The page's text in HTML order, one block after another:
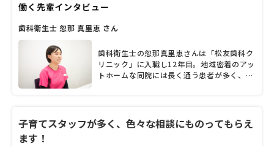
ニック」だ。院長の松友豊伸先生がそれぞれ
し、子どもから高齢者まで幅広い診療を行っ
識して、院内の改装や設備投資を続けてきた
という松友院長に、診療方針や患者層、力を
入れていること、今後の展望など、たっぷり
働く先輩インタビュー
歯科衛生士 忽那 真里恵 さん
歯科衛生士の忽那真里恵さんは「松友歯科ク
リニック」に入職し12年目。地域密着のアッ
トホームな同院には長く通う患者が多く、
る医院でありたい」という院長の想いのも
と、結婚後も変わらず勤務を続け、現在は主
子育てスタッフが多く、色々な相談にものってもらえ
ます！